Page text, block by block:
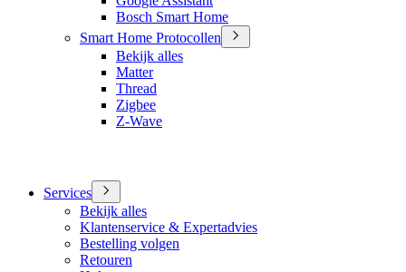
Bosch Smart Home
Smart Home Protocollen
Bekijk alles
Matter
Thread
Zigbee
Z-Wave
Services
Bekijk alles
Klantenservice & Expertadvies
Bestelling volgen
Retouren